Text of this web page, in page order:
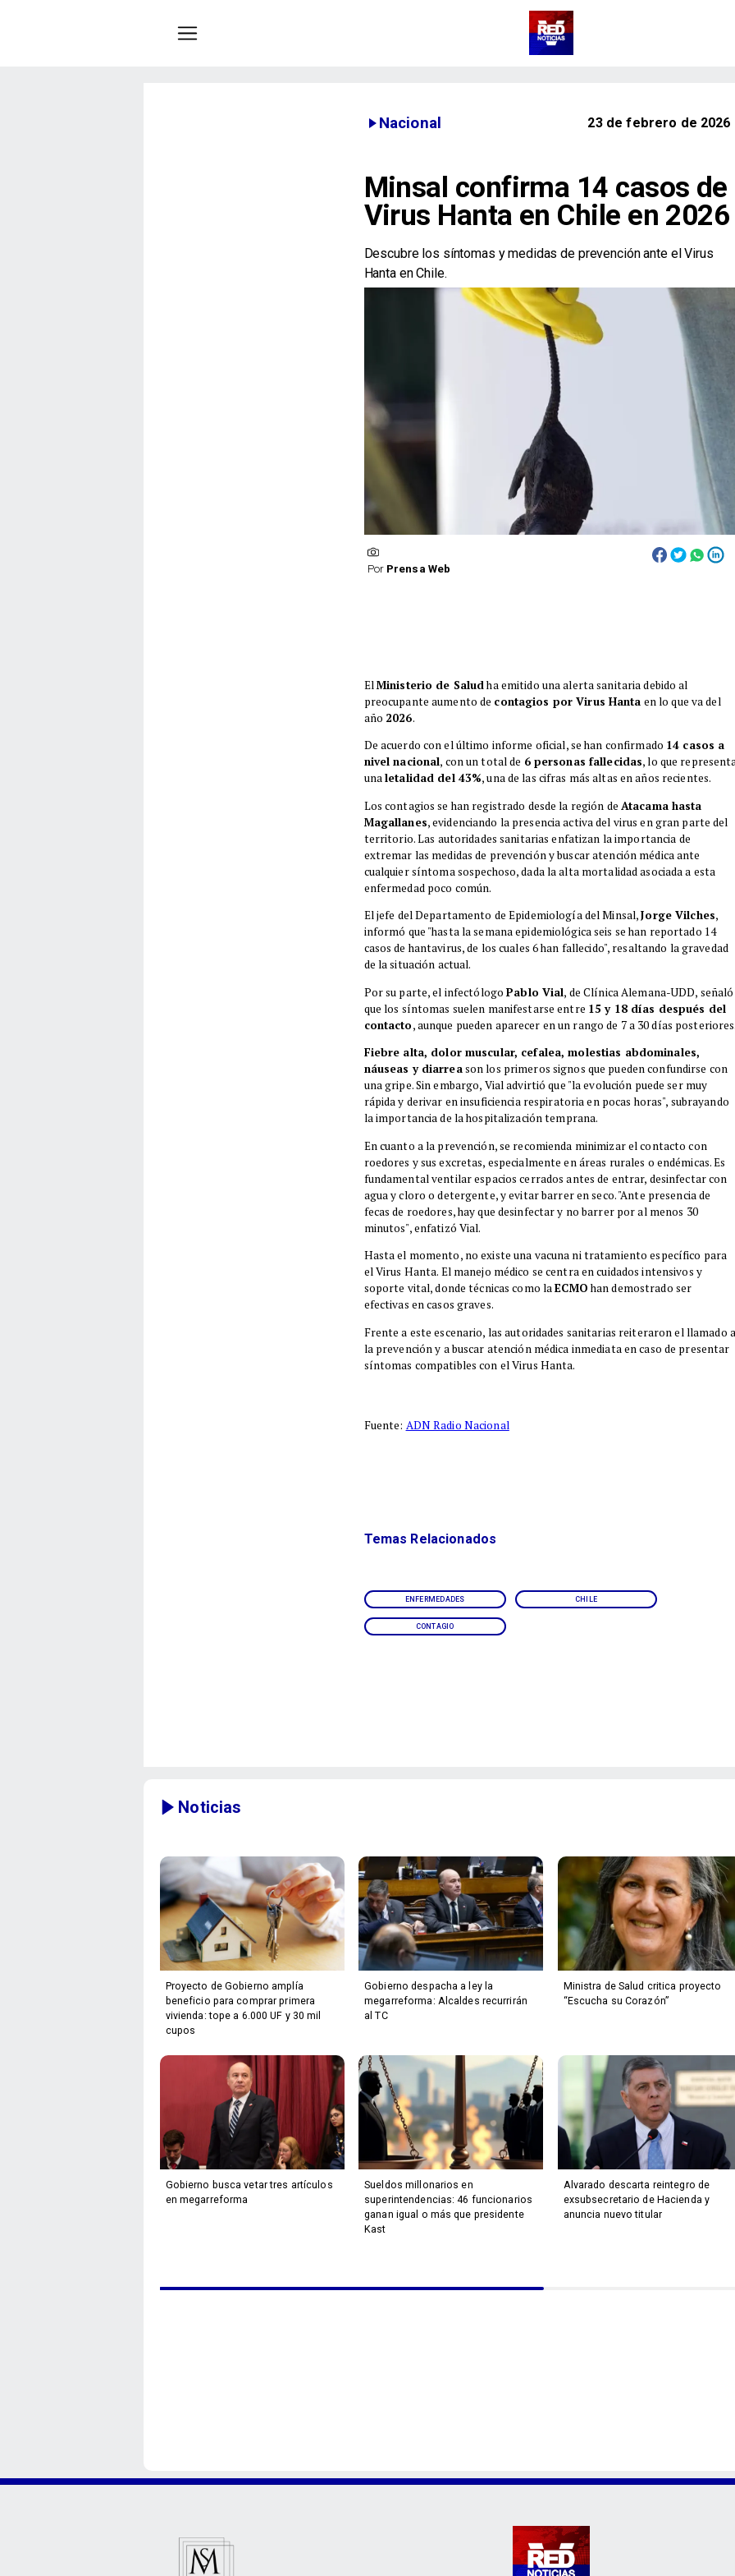
Nacional 23 de febrero de 2026
Minsal confirma 14 casos de
Virus Hanta en Chile en 2026
Descubre los síntomas y medidas de prevención ante el Virus
Hanta en Chile.
Por Prensa Web
ElMinisterio de Saludha emitido una alerta sanitaria debido al
preocupante aumento de contagios por Virus Hanta en lo que va del
año 2026.
De acuerdo con el último informe oficial, se han confirmado 14 casos a
nivel nacional, con un total de 6 personas fallecidas, lo que
unaletalidad del 43%, una de las cifras más altas en años recientes.
Los contagios se han registrado desde la región de Atacama hasta
Magallanes, evidenciando la presencia activa del virus en gran parte del
territorio. Las autoridades sanitarias enfatizan la importancia de
extremar las medidas de prevención y buscar atención médica ante
cualquier síntoma sospechoso, dada la alta mortalidad asociada a esta
enfermedad poco común.
El jefe del Departamento de Epidemiología del Minsal,Jorge Vilches,
informó que "hasta la semana epidemiológica seis se han reportado 14
casos de hantavirus, de los cuales 6 han fallecido", resaltando la gravedad
de la situación actual.
Por su parte, el infectólogoPablo Vial, de Clínica Alemana-UDD, señaló
que los síntomas suelen manifestarse entre 15 y 18 días después del
contacto, aunque pueden aparecer en un rango de 7 a 30 días
Fiebre alta, dolor muscular, cefalea, molestias abdominales,
náuseas y diarreason los primeros signos que pueden confundirse con
una gripe. Sin embargo, Vial advirtió que "la evolución puede ser muy
rápida y derivar en insuficiencia respiratoria en pocas horas", subrayando
la importancia de la hospitalización temprana.
En cuanto a la prevención, se recomienda minimizar el contacto con
roedores y sus excretas, especialmente en áreas rurales o endémicas. Es
fundamental ventilar espacios cerrados antes de entrar, desinfectar con
agua y cloro o detergente, y evitar barrer en seco. "Ante presencia de
fecas de roedores, hay que desinfectar y no barrer por al menos 30
minutos", enfatizó Vial.
Hasta el momento, no existe una vacuna ni tratamiento específico para
el Virus Hanta. El manejo médico se centra en cuidados intensivos y
soporte vital, donde técnicas como laECMO han demostrado ser
efectivas en casos graves.
Frente a este escenario, las autoridades sanitarias reiteraron el llamado a
la prevención y a buscar atención médica inmediata en caso de presentar
síntomas compatibles con el Virus Hanta.
Fuente: ADN Radio Nacional
ENFERMEDADES CHILE
CONTAGIO
Temas Relacionados
Noticias
Proyecto de Gobierno amplía
beneficio para comprar primera
vivienda: tope a 6.000 UF y 30 mil
cupos
Gobierno despacha a ley la
megarreforma: Alcaldes recurrirán
al TC
Ministra de Salud critica proyecto
“Escucha su Corazón”
Gobierno busca vetar tres artículos
en megarreforma
Sueldos millonarios en
superintendencias: 46 funcionarios
ganan igual o más que presidente
Kast
Alvarado descarta reintegro de
exsubsecretario de Hacienda y
anuncia nuevo titular